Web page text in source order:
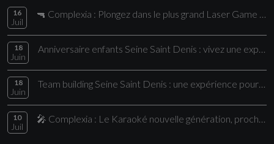
16
Juil
18
Juin
18
Juin
10
Juil